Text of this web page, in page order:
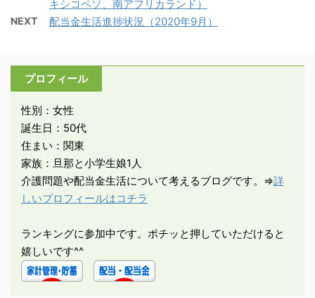
キシコペソ、南アフリカランド）
NEXT 配当金生活進捗状況（2020年9月）
プロフィール
性別：女性
誕生日：50代
住まい：関東
家族：旦那と小学生娘1人
介護問題や配当金生活について考えるブログです。⇒詳
しいプロフィールはコチラ
ランキングに参加中です。ポチッと押していただけると
嬉しいです^^